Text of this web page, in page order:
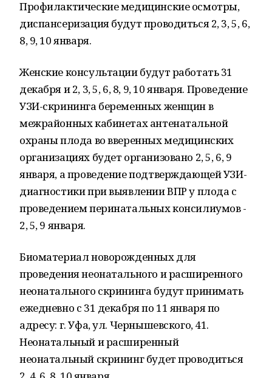
Профилактические медицинские осмотры,
диспансеризация будут проводиться 2, 3, 5, 6,
8, 9, 10 января.
Женские консультации будут работать 31
декабря и 2, 3, 5, 6, 8, 9, 10 января. Проведение
УЗИ-скрининга беременных женщин в
межрайонных кабинетах антенатальной
охраны плода во вверенных медицинских
организациях будет организовано 2, 5, 6, 9
января, а проведение подтверждающей УЗИ-
диагностики при выявлении ВПР у плода с
проведением перинатальных консилиумов -
2, 5, 9 января.
Биоматериал новорожденных для
проведения неонатального и расширенного
неонатального скрининга будут принимать
ежедневно с 31 декабря по 11 января по
адресу: г. Уфа, ул. Чернышевского, 41.
Неонатальный и расширенный
неонатальный скрининг будет проводиться